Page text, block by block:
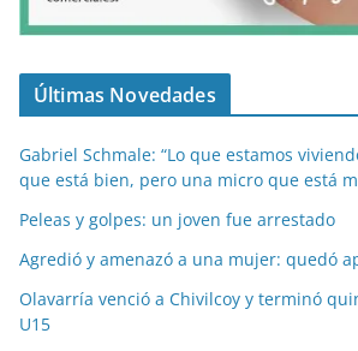
Últimas Novedades
Gabriel Schmale: “Lo que estamos
que está bien, pero una micro que está
Peleas y golpes: un joven fue arrestado
Agredió y amenazó a una mujer: quedó
Olavarría venció a Chivilcoy y terminó
U15